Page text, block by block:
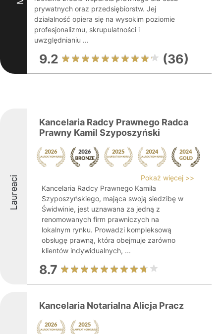
prywatnych oraz przedsiębiorstw. Jej
działalność opiera się na wysokim poziomie
profesjonalizmu, skrupulatności i
uwzględnianiu ...
9.2 (36)
Laureaci
Kancelaria Radcy Prawnego Radca
Prawny Kamil Szyposzyński
Pokaż więcej >>
Kancelaria Radcy Prawnego Kamila
Szyposzyńskiego, mająca swoją siedzibę w
Świdwinie, jest uznawana za jedną z
renomowanych firm prawniczych na
lokalnym rynku. Prowadzi kompleksową
obsługę prawną, która obejmuje zarówno
klientów indywidualnych, ...
8.7
Kancelaria Notarialna Alicja Pracz